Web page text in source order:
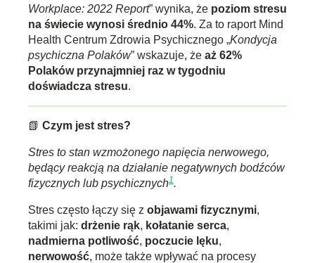
Workplace: 2022 Report” wynika, że poziom stresu
na świecie wynosi średnio 44%. Za to raport Mind
Health Centrum Zdrowia Psychicznego „Kondycja
psychiczna Polaków” wskazuje, że aż 62%
Polaków przynajmniej raz w tygodniu
doświadcza stresu.
📗 Czym jest stres?
Stres to stan wzmożonego napięcia nerwowego,
będący reakcją na działanie negatywnych bodźców
fizycznych lub psychicznych1.
Stres często łączy się z objawami fizycznymi,
takimi jak: drżenie rąk, kołatanie serca,
nadmierna potliwość, poczucie lęku,
nerwowość, może także wpływać na procesy